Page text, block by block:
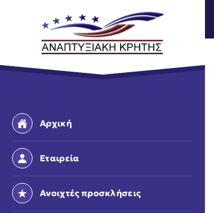
Αρχική
Εταιρεία
Ανοιχτές προσκλήσεις